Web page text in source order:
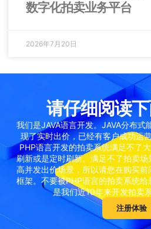
数字化拍卖业务平台
2026年7月20日
请仔细阅读
我们是JAVA语言开发。JAVA分布式
现了实时出价，已经有客户成功运
PHP语言开发的拍卖系统满足不了
刷新或是定时刷新。满足不了拍卖
高并发出价场景，所以请您在购买
框架。不要被PHP语言的拍卖系统
是我们近10年来开发拍卖
注册体验